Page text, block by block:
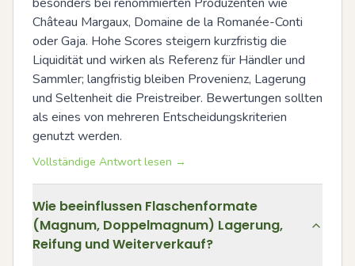
Château Margaux, Domaine de la Romanée-Conti
oder Gaja. Hohe Scores steigern kurzfristig die
Liquidität und wirken als Referenz für Händler und
Sammler; langfristig bleiben Provenienz, Lagerung
und Seltenheit die Preistreiber. Bewertungen sollten
als eines von mehreren Entscheidungskriterien
genutzt werden.
Vollständige Antwort lesen →
Wie beeinflussen Flaschenformate
(Magnum, Doppelmagnum) Lagerung,
Reifung und Weiterverkauf?